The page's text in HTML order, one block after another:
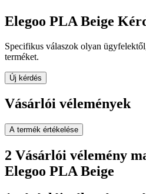
Elegoo PLA Beige
Specifikus válaszok olyan
terméket.
Új kérdés
Vásárlói vélemények
A termék értékelése
2 Vásárlói vélemény
Elegoo PLA Beige